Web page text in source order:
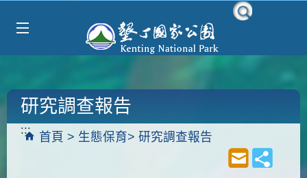
:::
首頁 生態保育 研究調查報告
研究調查報告